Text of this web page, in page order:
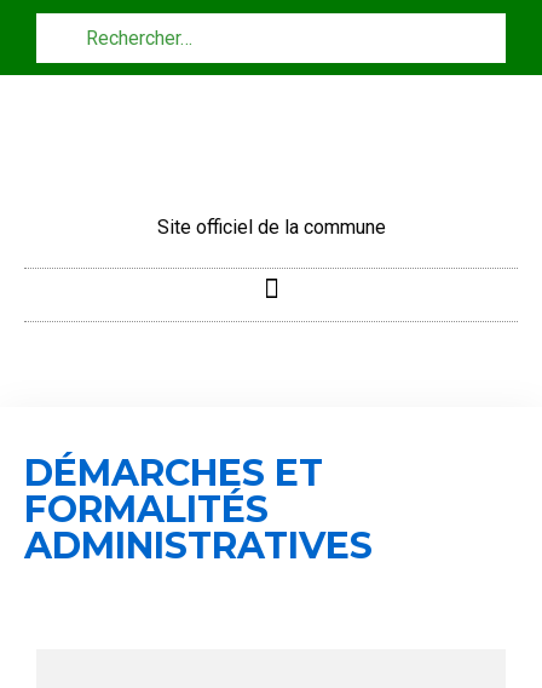
Panneau de gestion des cookies
Site officiel de la commune
DÉMARCHES ET
FORMALITÉS
ADMINISTRATIVES